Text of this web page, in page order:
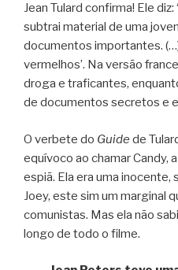
Jean Tulard confirma! Ele
subtrai material de uma
documentos importantes.
vermelhos’. Na versão
droga e traficantes,
de documentos secretos e
O verbete do Guide de
equívoco ao chamar Candy,
espiã. Ela era uma inocente,
Joey, este sim um marginal
comunistas. Mas ela não
longo de todo o filme.